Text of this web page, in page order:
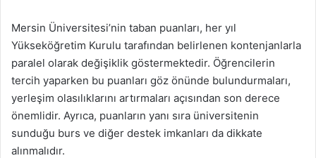
Mersin Üniversitesi’nin taban puanları, her yıl
Yükseköğretim Kurulu tarafından belirlenen kontenjanlarla
paralel olarak değişiklik göstermektedir. Öğrencilerin
tercih yaparken bu puanları göz önünde bulundurmaları,
yerleşim olasılıklarını artırmaları açısından son derece
önemlidir. Ayrıca, puanların yanı sıra üniversitenin
sunduğu burs ve diğer destek imkanları da dikkate
alınmalıdır.